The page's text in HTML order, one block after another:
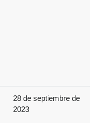
28 de septiembre de
2023